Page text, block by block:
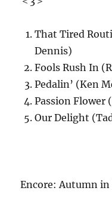
That Tired
Dennis)
Fools Rush In
Pedalin’ (Ken
Passion Flower
Our Delight
Encore: Autumn